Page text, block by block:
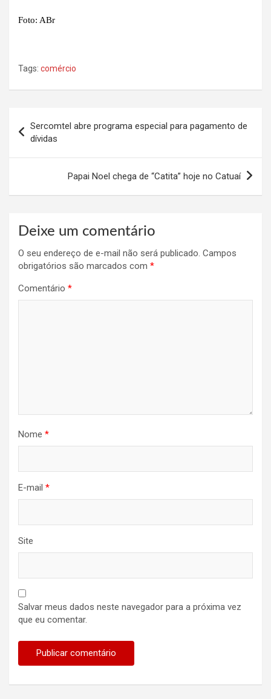
Foto: ABr
Tags: comércio
de
Post
Sercomtel abre programa especial para pagamento de
dívidas
Papai Noel chega de “Catita” hoje no Catuaí
Deixe um comentário
O seu endereço de e-mail não será publicado. Campos
obrigatórios são marcados com *
Comentário *
Nome *
E-mail *
Site
Salvar meus dados neste navegador para a próxima vez
que eu comentar.